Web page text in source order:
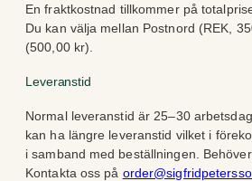
En fraktkostnad tillkommer på
Du kan välja mellan Postnord (REK,
(500,00 kr).
Leveranstid
Normal leveranstid är 25–30
kan ha längre leveranstid vilket i
i samband med beställningen.
Kontakta oss på